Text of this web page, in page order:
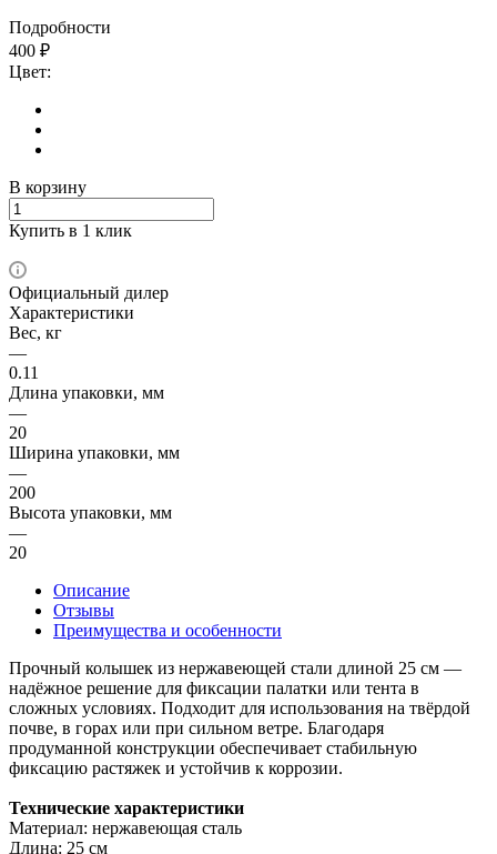
Подробности
400 ₽
Цвет:
В корзину
Купить в 1 клик
Официальный дилер
Характеристики
Вес, кг
—
0.11
Длина упаковки, мм
—
20
Ширина упаковки, мм
—
200
Высота упаковки, мм
—
20
Описание
Отзывы
Преимущества и особенности
Прочный колышек из нержавеющей стали длиной 25 см —
надёжное решение для фиксации палатки или тента в
сложных условиях. Подходит для использования на твёрдой
почве, в горах или при сильном ветре. Благодаря
продуманной конструкции обеспечивает стабильную
фиксацию растяжек и устойчив к коррозии.
Технические характеристики
Материал: нержавеющая сталь
Длина: 25 см